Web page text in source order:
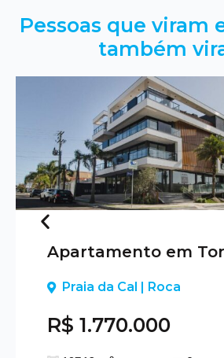
Pessoas que viram
também
Previous
Apartamento em
Praia da Cal | Roca
R$ 1.770.000